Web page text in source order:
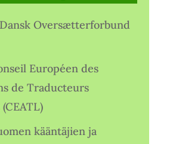
Oversætterforbund
Européen des
de Traducteurs
kääntäjien ja